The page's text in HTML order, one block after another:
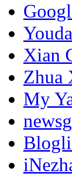
Xian
Zhua
My